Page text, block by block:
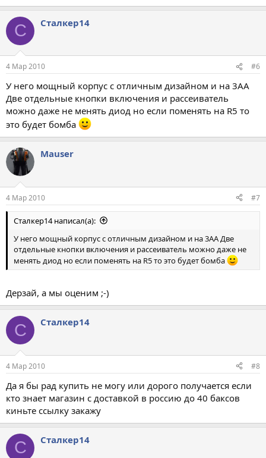
С Сталкер14
4 Мар 2010 #6
У него мощный корпус с отличным дизайном и на 3АА
Две отдельные кнопки включения и рассеиватель
можно даже не менять диод но если поменять на R5 то
это будет бомба
Mauser
4 Мар 2010 #7
Сталкер14 написал(а):
У него мощный корпус с отличным дизайном и на 3АА Две
отдельные кнопки включения и рассеиватель можно даже не
менять диод но если поменять на R5 то это будет бомба
Дерзай, а мы оценим ;-)
С Сталкер14
4 Мар 2010 #8
Да я бы рад купить не могу или дорого получается если
кто знает магазин с доставкой в россию до 40 баксов
киньте ссылку закажу
С Сталкер14